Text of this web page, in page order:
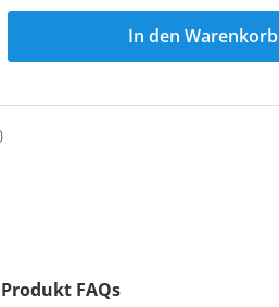
In den Warenkorb
Produkt FAQs